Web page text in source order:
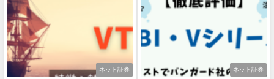
ネット証券 ネット証券